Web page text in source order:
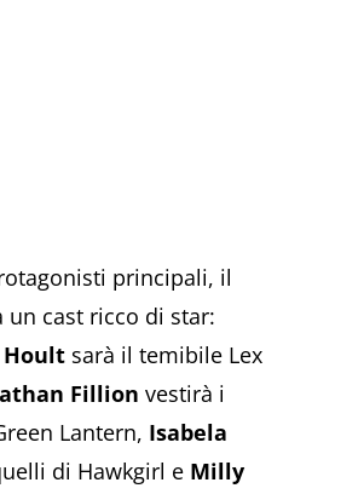
principali, il
un cast ricco di star:
Hoult sarà il temibile Lex
Fillion vestirà i
Lantern, Isabela
di Hawkgirl e Milly